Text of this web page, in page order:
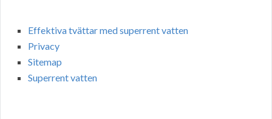
Effektiva tvättar med superrent vatten
Privacy
Sitemap
Superrent vatten